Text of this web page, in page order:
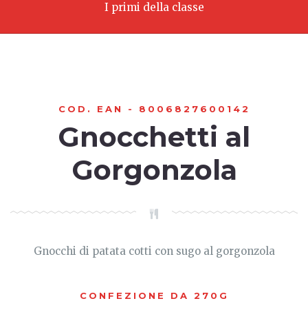
I primi della classe
COD. EAN - 8006827600142
Gnocchetti al
Gorgonzola
Gnocchi di patata cotti con sugo al gorgonzola
CONFEZIONE DA 270G